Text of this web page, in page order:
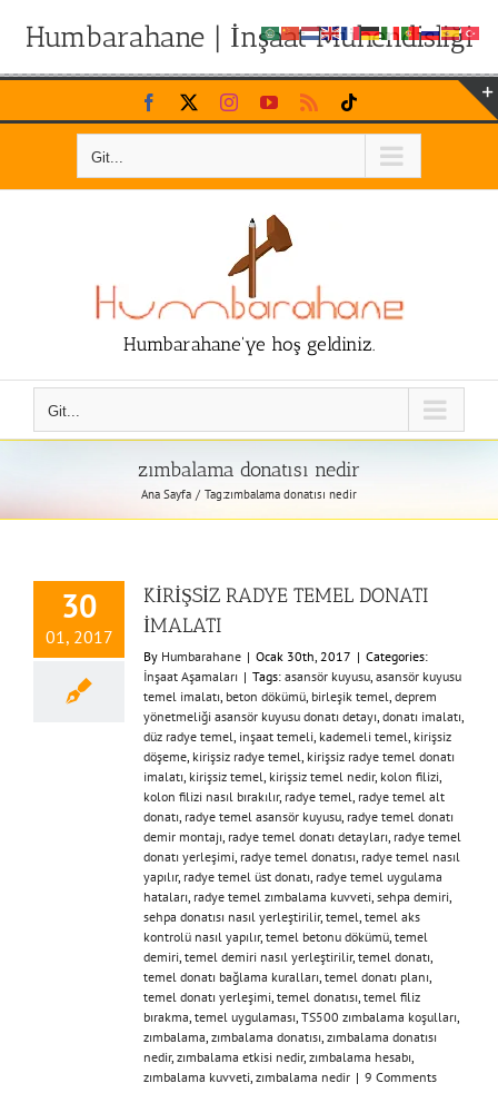
Humbarahane | İnşaat Mühendisliği
Skip
to
Facebook InstagramYouTubeRss
Git...
Humbarahane'ye hoş geldiniz.
Git...
zımbalama donatısı nedir
Ana Sayfa Tag:zımbalama donatısı nedir
30
01, 2017
KİRİŞSİZ RADYE TEMEL DONATI
İMALATI
By Humbarahane | Ocak 30th, 2017 | Categories:
İnşaat Aşamaları | Tags: asansör kuyusu, asansör kuyusu
temel imalatı, beton dökümü, birleşik temel, deprem
yönetmeliği asansör kuyusu donatı detayı, donatı imalatı,
düz radye temel, inşaat temeli, kademeli temel, kirişsiz
döşeme, kirişsiz radye temel, kirişsiz radye temel donatı
imalatı, kirişsiz temel, kirişsiz temel nedir, kolon filizi,
kolon filizi nasıl bırakılır, radye temel, radye temel alt
donatı, radye temel asansör kuyusu, radye temel donatı
demir montajı, radye temel donatı detayları, radye temel
donatı yerleşimi, radye temel donatısı, radye temel nasıl
yapılır, radye temel üst donatı, radye temel uygulama
hataları, radye temel zımbalama kuvveti, sehpa demiri,
sehpa donatısı nasıl yerleştirilir, temel, temel aks
kontrolü nasıl yapılır, temel betonu dökümü, temel
demiri, temel demiri nasıl yerleştirilir, temel donatı,
temel donatı bağlama kuralları, temel donatı planı,
temel donatı yerleşimi, temel donatısı, temel filiz
bırakma, temel uygulaması, TS500 zımbalama koşulları,
zımbalama, zımbalama donatısı, zımbalama donatısı
nedir, zımbalama etkisi nedir, zımbalama hesabı,
zımbalama kuvveti, zımbalama nedir | 9 Comments